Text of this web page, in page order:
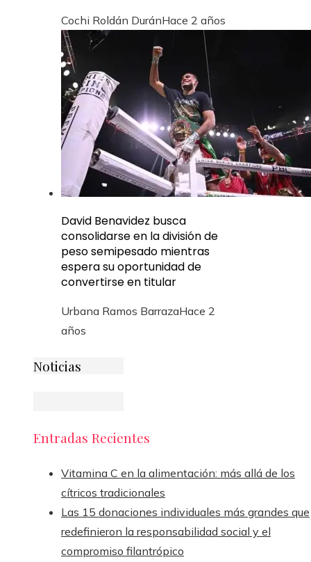
Cochi Roldán DuránHace 2 años
David Benavidez busca
consolidarse en la división de
peso semipesado mientras
espera su oportunidad de
convertirse en titular
Urbana Ramos BarrazaHace 2
años
Noticias
Entradas Recientes
Vitamina C en la alimentación: más allá de los
cítricos tradicionales
Las 15 donaciones individuales más grandes que
redefinieron la responsabilidad social y el
compromiso filantrópico